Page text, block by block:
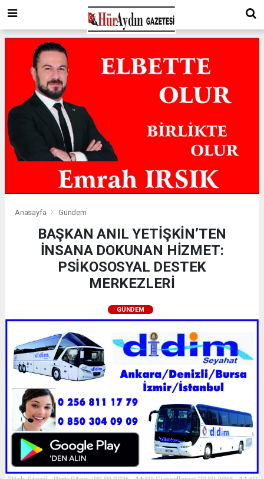
Anasayfa Gündem
BAŞKAN ANIL YETİŞKİN’TEN
İNSANA DOKUNAN HİZMET:
PSİKOSOSYAL DESTEK
MERKEZLERİ
GÜNDEM